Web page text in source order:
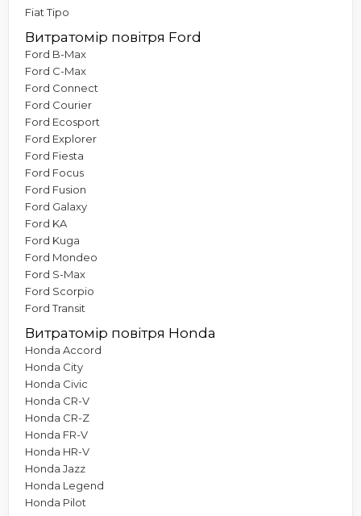
Fiat Tipo
Витратомір повітря Ford
Ford B-Max
Ford C-Max
Ford Connect
Ford Courier
Ford Ecosport
Ford Explorer
Ford Fiesta
Ford Focus
Ford Fusion
Ford Galaxy
Ford KA
Ford Kuga
Ford Mondeo
Ford S-Max
Ford Scorpio
Ford Transit
Витратомір повітря Honda
Honda Accord
Honda City
Honda Civic
Honda CR-V
Honda CR-Z
Honda FR-V
Honda HR-V
Honda Jazz
Honda Legend
Honda Pilot